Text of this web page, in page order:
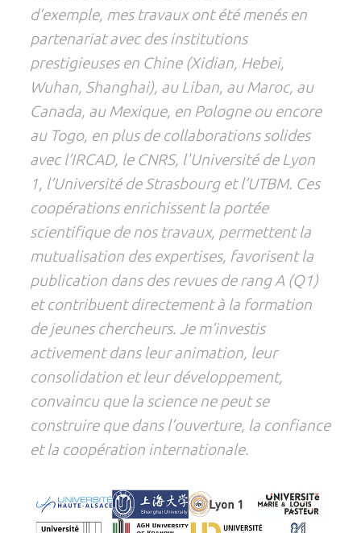
d’exemple, mes travaux ont été menés en
partenariat avec des institutions
prestigieuses en Chine (Xidian, Hebei,
Wuhan, Shanghai), au Liban, au Maroc, au
Canada, au Mexique, en Pologne ou encore
au Togo, en plus de collaborations solides
avec l’IRCAD, le CNRS, l'Université de Lyon
1, l’Université de Strasbourg et l’UTBM. Ces
coopérations enrichissent la portée
scientifique de nos travaux, permettent la
mutualisation des expertises, favorisent la
publication dans des revues de rang A (Q1)
et contribuent directement à la formation
de jeunes chercheurs. Je m’investis
activement dans leur animation, leur
consolidation et leur développement,
convaincu que la science ne peut se
construire que dans l’ouverture, la confiance
et la coopération internationale.